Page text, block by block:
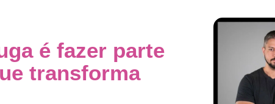
é fazer parte
transforma